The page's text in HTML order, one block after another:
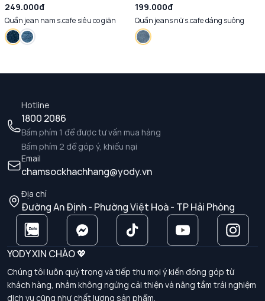
249.000đ
Quần jean nam s.cafe siêu co giãn
199.000đ
Quần jeans nữ s.cafe dáng suông
Hotline
1800 2086
Bấm phím 1 để được tư vấn mua hàng
Bấm phím 2 để góp ý, khiếu nại
Email
chamsockhachhang@yody.vn
Địa chỉ
Đường An Định - Phường Việt Hoà - TP Hải Phòng
YODY XIN CHÀO 💖
Chúng tôi luôn quý trọng và tiếp thu mọi ý kiến đóng góp từ
khách hàng, nhằm không ngừng cải thiện và nâng tầm trải nghiệm
dịch vụ cũng như chất lượng sản phẩm.